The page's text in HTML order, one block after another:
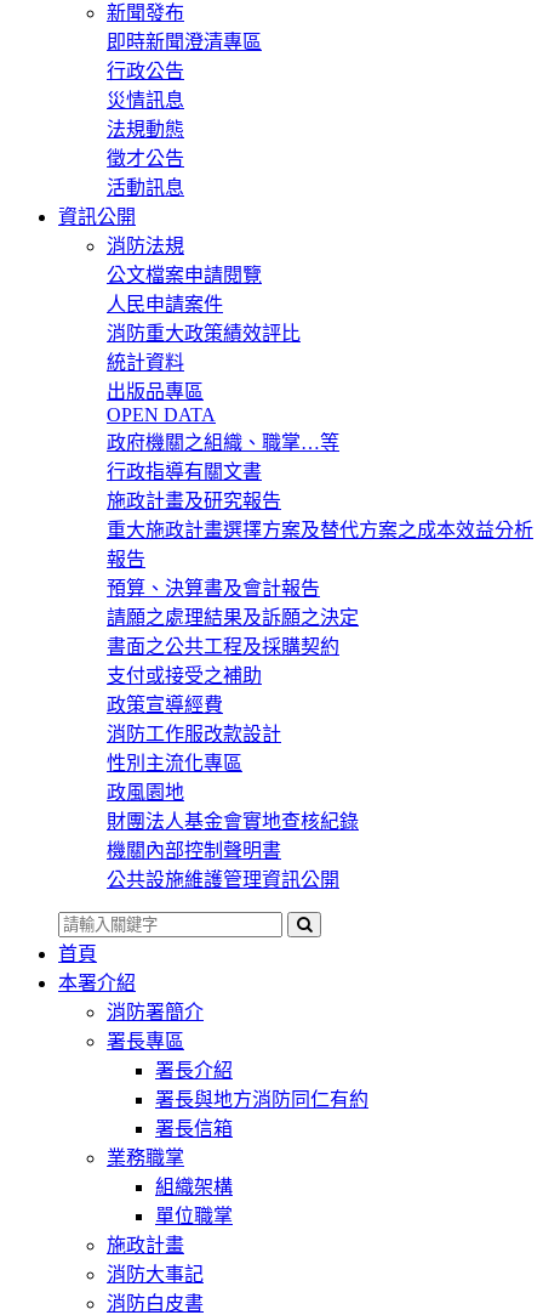
新聞發布
即時新聞澄清專區
行政公告
災情訊息
法規動態
徵才公告
活動訊息
資訊公開
消防法規
公文檔案申請閱覽
人民申請案件
消防重大政策績效評比
統計資料
出版品專區
OPEN DATA
政府機關之組織、職掌…等
行政指導有關文書
施政計畫及研究報告
重大施政計畫選擇方案及替代方案之成本效益分析
報告
預算、決算書及會計報告
請願之處理結果及訴願之決定
書面之公共工程及採購契約
支付或接受之補助
政策宣導經費
消防工作服改款設計
性別主流化專區
政風園地
財團法人基金會實地查核紀錄
機關內部控制聲明書
公共設施維護管理資訊公開
首頁
本署介紹
消防署簡介
署長專區
署長介紹
署長與地方消防同仁有約
署長信箱
業務職掌
組織架構
單位職掌
施政計畫
消防大事記
消防白皮書